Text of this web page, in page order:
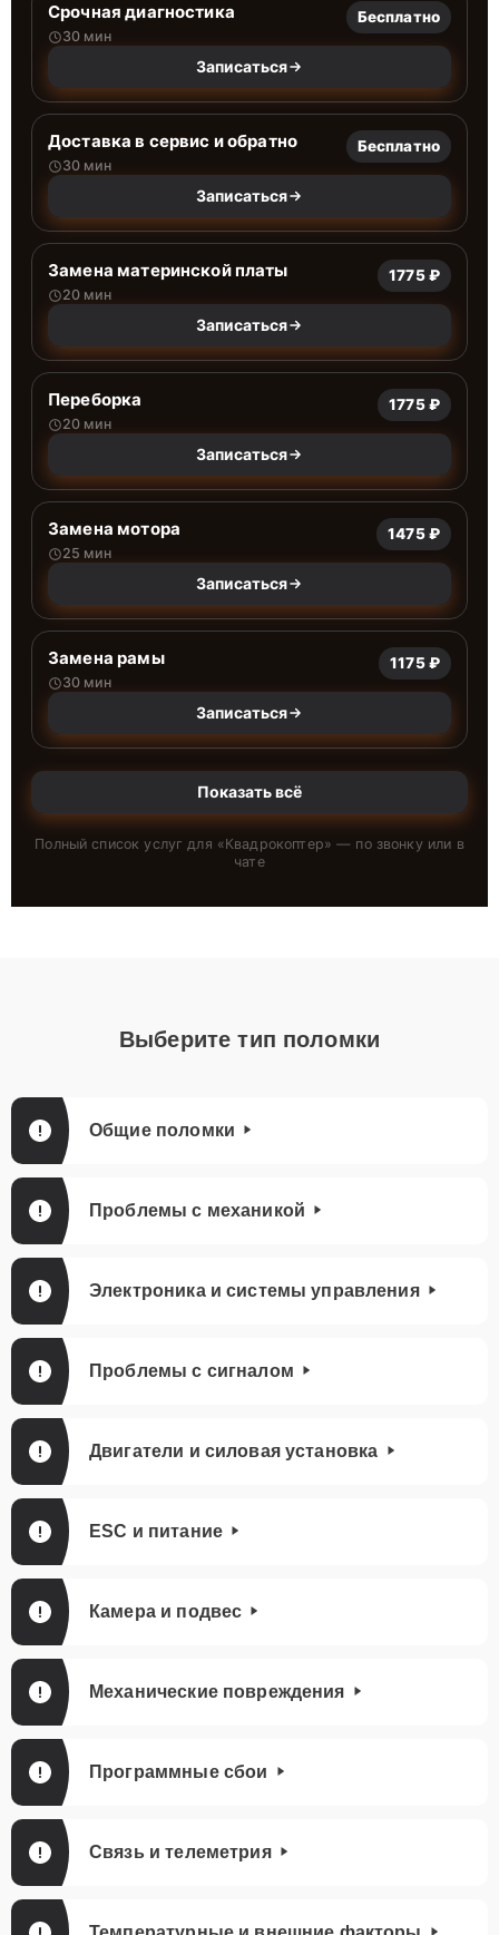
Срочная диагностика
30 мин
Бесплатно
Записаться
Доставка в сервис и обратно
30 мин
Бесплатно
Записаться
Замена материнской платы
20 мин
1775 ₽
Записаться
Переборка
20 мин
1775 ₽
Записаться
Замена мотора
25 мин
1475 ₽
Записаться
Замена рамы
30 мин
1175 ₽
Записаться
Показать всё
Полный список услуг для «Квадрокоптер» — по звонку или в
чате
Выберите тип поломки
Общие поломки
Проблемы с механикой
Электроника и системы управления
Проблемы с сигналом
Двигатели и силовая установка
ESC и питание
Камера и подвес
Механические повреждения
Программные сбои
Связь и телеметрия